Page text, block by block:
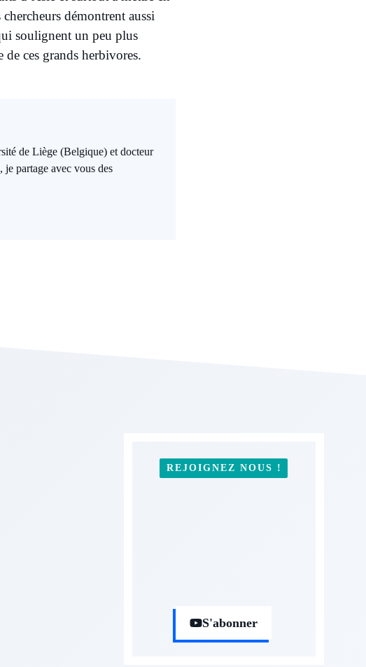
démontrent aussi
soulignent un peu plus
ces grands herbivores.
de Liège (Belgique) et docteur
partage avec vous des
REJOIGNEZ NOUS !
S'abonner